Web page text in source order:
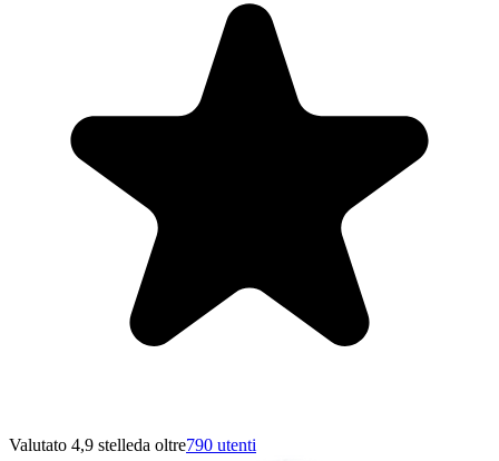
Valutato 4,9 stelleda oltre790 utenti